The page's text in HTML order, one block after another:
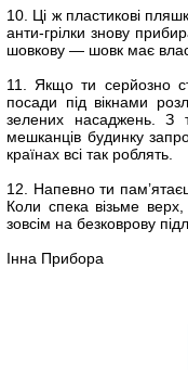
10. Ці ж пластикові
анти-грілки знову
шовкову — шовк має
11. Якщо ти серйозно
посади під вікнами
зелених насаджень. З
мешканців будинку
країнах всі так роблять.
12. Напевно ти
Коли спека візьме
зовсім на безковрову
Інна Прибора